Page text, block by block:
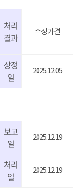
처리
결과
수정가결
상정
일
2025.12.05
보고
일
2025.12.19
처리
일
2025.12.19